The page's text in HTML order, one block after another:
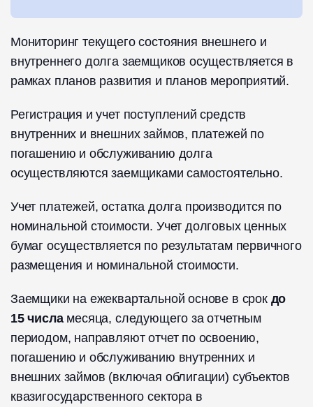
Мониторинг текущего состояния внешнего и
внутреннего долга заемщиков осуществляется в
рамках планов развития и планов мероприятий.
Регистрация и учет поступлений средств
внутренних и внешних займов, платежей по
погашению и обслуживанию долга
осуществляются заемщиками самостоятельно.
Учет платежей, остатка долга производится по
номинальной стоимости. Учет долговых ценных
бумаг осуществляется по результатам первичного
размещения и номинальной стоимости.
Заемщики на ежеквартальной основе в срок до
15 числа месяца, следующего за отчетным
периодом, направляют отчет по освоению,
погашению и обслуживанию внутренних и
внешних займов (включая облигации) субъектов
квазигосударственного сектора в